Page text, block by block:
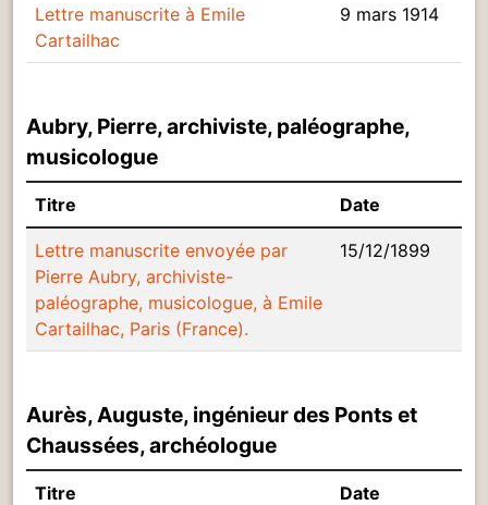
Lettre manuscrite à Emile
Cartailhac
9 mars 1914
Aubry, Pierre, archiviste, paléographe,
musicologue
Titre Date
Lettre manuscrite envoyée par
Pierre Aubry, archiviste-
paléographe, musicologue, à Emile
Cartailhac, Paris (France).
15/12/1899
Aurès, Auguste, ingénieur des Ponts et
Chaussées, archéologue
Titre Date